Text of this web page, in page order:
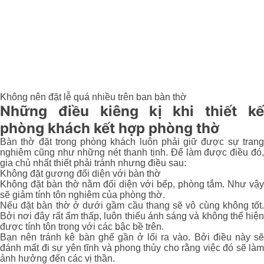
Không nên đặt lễ quá nhiều trên ban bàn thờ
Những điều kiêng kị khi thiết kế
phòng khách kết hợp phòng thờ
Bàn thờ đặt trong phòng khách luôn phải giữ được sự trang
nghiêm cũng như những nét thanh tịnh. Để làm được điều đó,
gia chủ nhất thiết phải tránh nhưng điều sau:
Không đặt gương đối diện với bàn thờ
Không đặt bàn thờ nằm đối diện với bếp, phòng tắm. Như vậy
sẽ giảm tính tôn nghiêm của phòng thờ.
Nếu đặt bàn thờ ở dưới gầm cầu thang sẽ vô cùng không tốt.
Bởi nơi đây rất ẩm thấp, luôn thiếu ánh sáng và không thể hiện
được tính tôn trọng với các bậc bề trên.
Bạn nên tránh kê bàn ghế gần ở lối ra vào. Bởi điều này sẽ
đánh mất đi sự yên tĩnh và phong thủy cho rằng việc đó sẽ làm
ảnh hưởng đến các vị thần.